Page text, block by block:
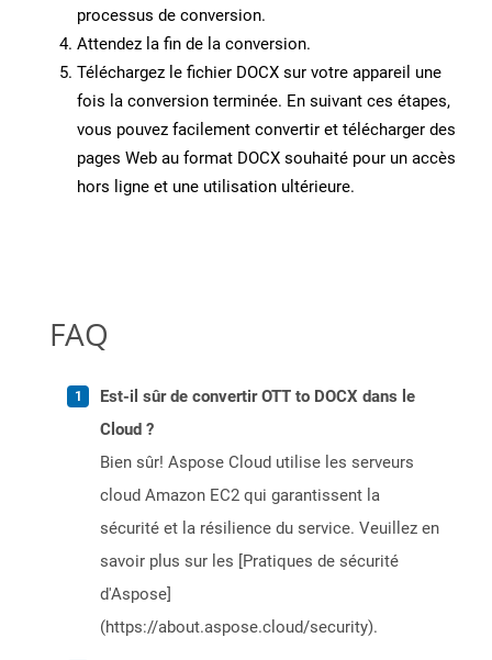
processus de conversion.
Attendez la fin de la conversion.
Téléchargez le fichier DOCX sur votre appareil une
fois la conversion terminée. En suivant ces étapes,
vous pouvez facilement convertir et télécharger des
pages Web au format DOCX souhaité pour un accès
hors ligne et une utilisation ultérieure.
FAQ
Est-il sûr de convertir OTT to DOCX dans le
Cloud ?
Bien sûr! Aspose Cloud utilise les serveurs
cloud Amazon EC2 qui garantissent la
sécurité et la résilience du service. Veuillez en
savoir plus sur les [Pratiques de sécurité
d'Aspose]
(https://about.aspose.cloud/security).